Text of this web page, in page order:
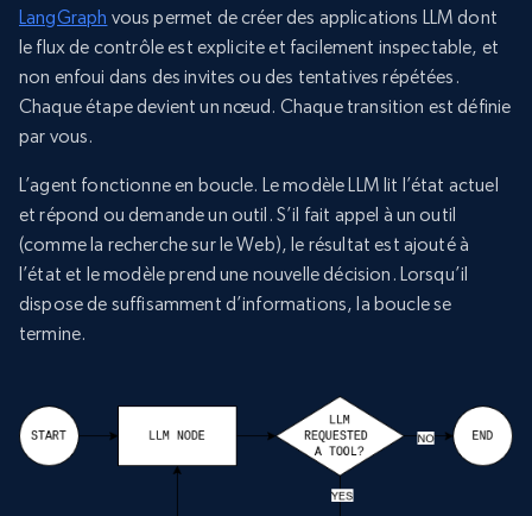
LangGraph vous permet de créer des applications LLM dont
le flux de contrôle est explicite et facilement inspectable, et
non enfoui dans des invites ou des tentatives répétées.
Chaque étape devient un nœud. Chaque transition est définie
par vous.
L’agent fonctionne en boucle. Le modèle LLM lit l’état actuel
et répond ou demande un outil. S’il fait appel à un outil
(comme la recherche sur le Web), le résultat est ajouté à
l’état et le modèle prend une nouvelle décision. Lorsqu’il
dispose de suffisamment d’informations, la boucle se
termine.